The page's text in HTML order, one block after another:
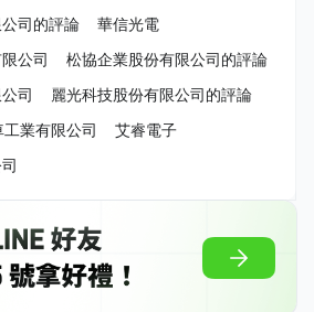
司的評論
華信光電
公司
松協企業股份有限公司的評論
司
麗光科技股份有限公司的評論
業有限公司
艾睿電子